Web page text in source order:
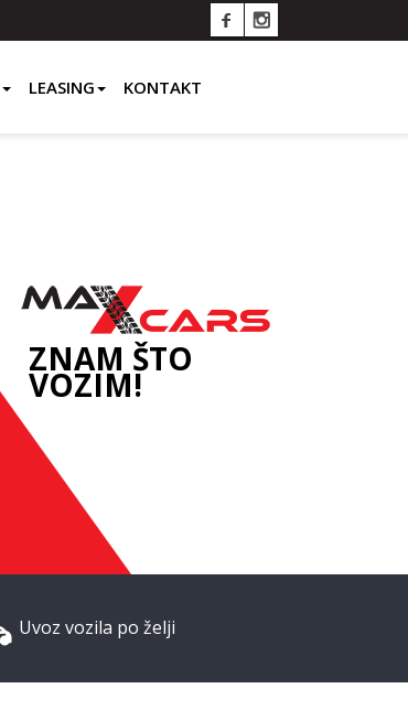
LEASING KONTAKT
ZNAM ŠTO
VOZIM!
Uvoz vozila po želji